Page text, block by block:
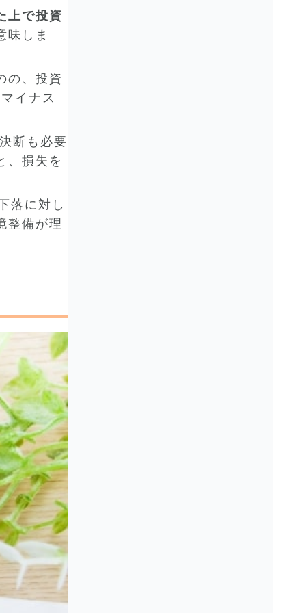
上で投資
味しま
の、投資
イナス
断も必要
、損失を
落に対し
整備が理